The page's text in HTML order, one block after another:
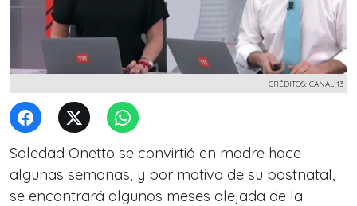
CRÉDITOS: CANAL 13
Soledad Onetto se convirtió en madre hace
algunas semanas, y por motivo de su postnatal,
se encontrará algunos meses alejada de la